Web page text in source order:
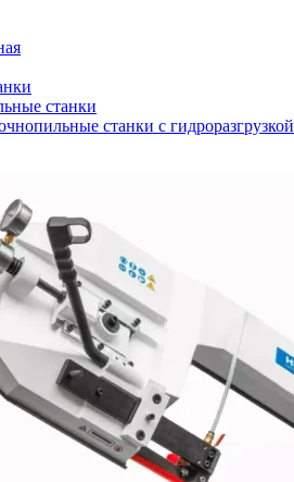
станки
станки с гидроразгрузкой